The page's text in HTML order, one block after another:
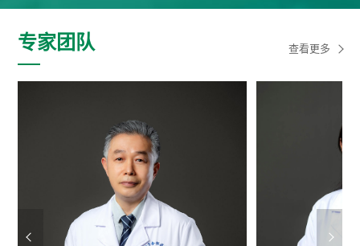
医技科室 放射科 病理科
药学部
江北门诊
江北健康管理门
诊
专家团队 查看更多